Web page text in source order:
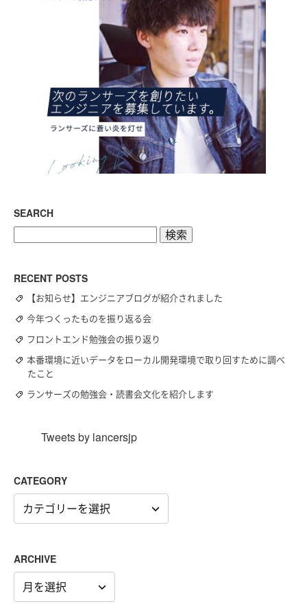
SEARCH
RECENT POSTS
【お知らせ】エンジニアブログが紹介されました
今年つくったものを振り返る会
フロントエンド勉強会の振り返り
本番環境に近いデータをローカル開発環境で取り回すために調べ
たこと
ランサーズの勉強会・読書会文化を紹介します
Tweets by lancersjp
CATEGORY
CATEGORY
ARCHIVE
ARCHIVE